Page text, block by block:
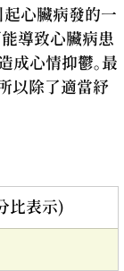
起心臟病發的一
導致心臟病患
成心情抑鬱。最
以除了適當紓
比表示)